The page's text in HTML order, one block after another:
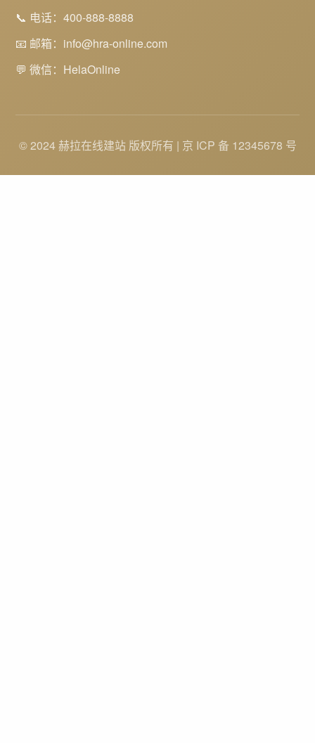
📞 电话：400-888-8888
📧 邮箱：info@hra-online.com
💬 微信：HelaOnline
© 2024 赫拉在线建站 版权所有 | 京 ICP 备 12345678 号